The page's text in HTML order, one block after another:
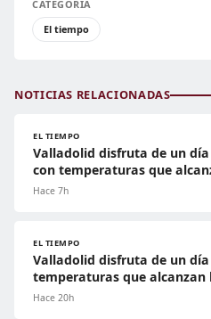
CATEGORÍA
El tiempo
NOTICIAS RELACIONADAS
EL TIEMPO
Valladolid disfruta de un
con temperaturas que
Hace 7h
EL TIEMPO
Valladolid disfruta de un
temperaturas que alcanzan
Hace 20h